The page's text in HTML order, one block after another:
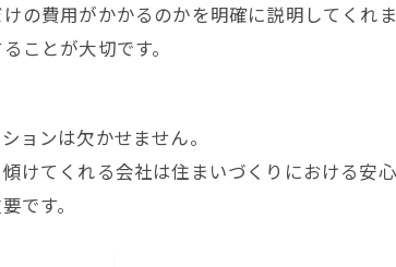
の費用がかかるのかを明確に説明してくれま
ことが大切です。
ョンは欠かせません。
てくれる会社は住まいづくりにおける安心
です。